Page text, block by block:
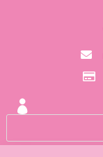


